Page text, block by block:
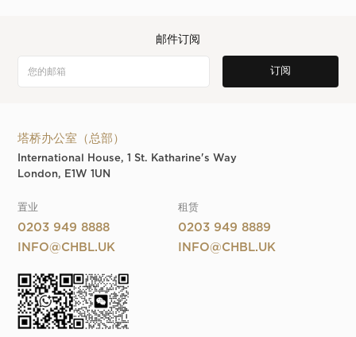
邮件订阅
塔桥办公室（总部）
International House, 1 St. Katharine's Way
London, E1W 1UN
置业
0203 949 8888
INFO@CHBL.UK
租赁
0203 949 8889
INFO@CHBL.UK